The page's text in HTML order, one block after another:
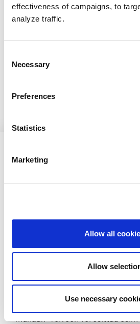
effectiveness of campaigns, to
analyze traffic.
Selection
Necessary
Preferences
Statistics
Marketing
Allow all
Allow
Use necessary
Turvallisuus
Leirituotteet
Perheenä Kajolle​
Varusteluettelo
jotka kootaan leirilippukunnan
ohjelmalaaksoihin.
Samoajien leiriviikkoon kuuluu
Samoajien vartiot kootaan